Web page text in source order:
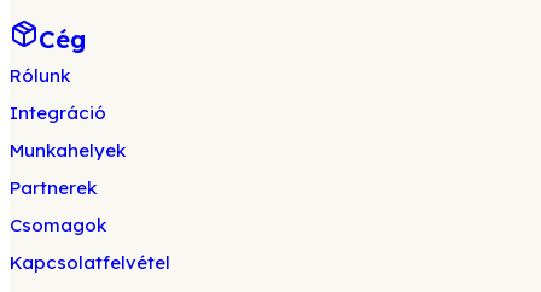
Cég
Rólunk
Integráció
Munkahelyek
Partnerek
Csomagok
Kapcsolatfelvétel